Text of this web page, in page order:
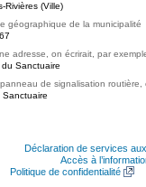
Rivières (Ville)
géographique de la municipalité
adresse, on écrirait, par
du Sanctuaire
de signalisation routière,
Sanctuaire
Déclaration de services
Accès à
Politique de confidentialité